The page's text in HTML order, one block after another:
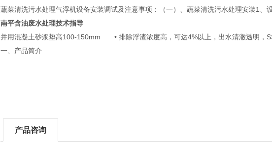
蔬菜清洗污水处理气浮机设备安装调试及注意事项：（一）、蔬菜清洗污水处理安装1、
南平含油废水处理技术指导
并用混凝土砂浆垫高100-150mm • 排除浮渣浓度高，可达4%以上，出水清澈透明，
一、产品简介
产品咨询